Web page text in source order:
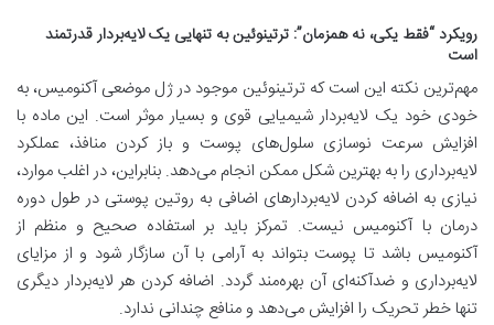
رویکرد “فقط یکی، نه همزمان”: ترتینوئین به تنهایی یک لایه‌بردار قدرتمند
است
مهم‌ترین نکته این است که ترتینوئین موجود در ژل موضعی آکنومیس، به
خودی خود یک لایه‌بردار شیمیایی قوی و بسیار موثر است. این ماده با
افزایش سرعت نوسازی سلول‌های پوست و باز کردن منافذ، عملکرد
لایه‌برداری را به بهترین شکل ممکن انجام می‌دهد. بنابراین، در اغلب موارد،
نیازی به اضافه کردن لایه‌بردار‌های اضافی به روتین پوستی در طول دوره
درمان با آکنومیس نیست. تمرکز باید بر استفاده صحیح و منظم از
آکنومیس باشد تا پوست بتواند به آرامی با آن سازگار شود و از مزایای
لایه‌برداری و ضدآکنه‌ای آن بهره‌مند گردد. اضافه کردن هر لایه‌بردار دیگری
تنها خطر تحریک را افزایش می‌دهد و منافع چندانی ندارد.